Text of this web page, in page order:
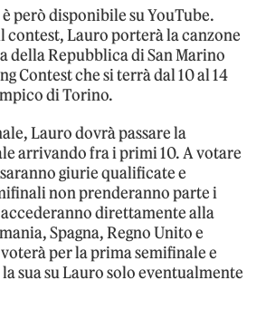
però disponibile su YouTube.
contest, Lauro porterà la canzone
della Repubblica di San Marino
Contest che si terrà dal 10 al 14
di Torino.
Lauro dovrà passare la
arrivando fra i primi 10. A votare
giurie qualificate e
non prenderanno parte i
direttamente alla
Spagna, Regno Unito e
per la prima semifinale e
sua su Lauro solo eventualmente